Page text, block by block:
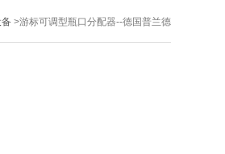
>游标可调型瓶口分配器--德国普兰德